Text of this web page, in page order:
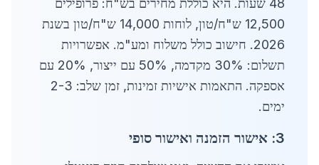
48 שעות. היא כוללת מחירים בש"ח: פרופילים
12,500 ש"ח/טון, לוחות 14,000 ש"ח/טון בשנת
2026. חישוב כולל משלוח ומע"מ. אפשרויות
תשלום: 30% מקדמה, 50% עם ייצור, 20% עם
אספקה. התאמות אישיות זמינות, זמן שלב: 2-3
ימים.
3: אישור הזמנה ואישור סופי